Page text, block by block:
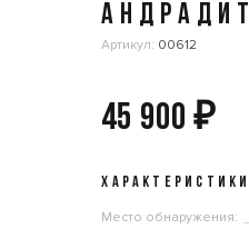
АНДРАДИТ
Артикул: 00612
45 900₽
ХАРАКТЕРИСТИКИ
Место обнаружения: